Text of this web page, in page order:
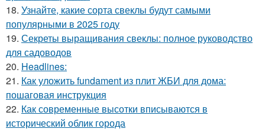
18. Узнайте, какие сорта свеклы будут самыми
популярными в 2025 году
19. Секреты выращивания свеклы: полное руководство
для садоводов
20. Headlines:
21. Как уложить fundament из плит ЖБИ для дома:
пошаговая инструкция
22. Как современные высотки вписываются в
исторический облик города